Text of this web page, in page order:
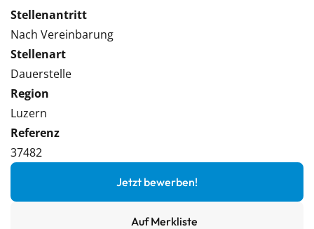
Stellenantritt
Nach Vereinbarung
Stellenart
Dauerstelle
Region
Luzern
Referenz
37482
Jetzt bewerben!
Auf Merkliste